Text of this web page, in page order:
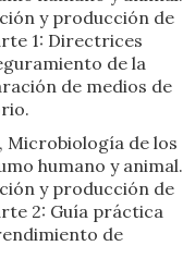
y producción de
1: Directrices
de la
de medios de
Microbiología de los
humano y animal.
y producción de
2: Guía práctica
de